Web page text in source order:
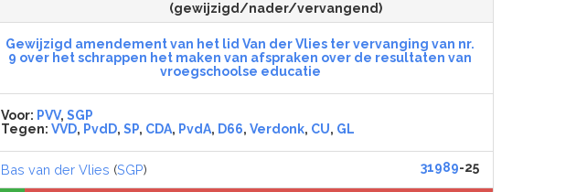
(gewijzigd/nader/vervangend)
Gewijzigd amendement van het lid Van der Vlies ter vervanging van nr.
9 over het schrappen het maken van afspraken over de resultaten van
vroegschoolse educatie
Voor: PVV, SGP
Tegen: VVD, PvdD, SP, CDA, PvdA, D66, Verdonk, CU, GL
Bas van der Vlies (SGP) 31989-25